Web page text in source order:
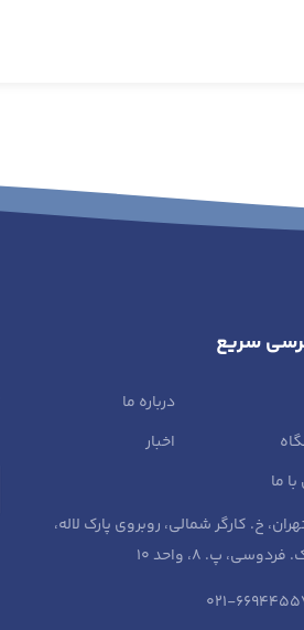
سریع
درباره ما
اخبار
ما
خ. کارگر شمالی، روبروی پارک لاله،
فردوسی، پ. 8، واحد 10​
021-